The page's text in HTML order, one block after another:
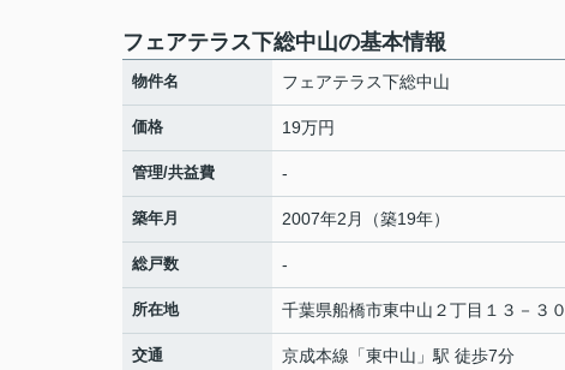
フェアテラス下総中山の基本情報
物件名 フェアテラス下総中山
価格 19万円
管理/共益費 -
築年月 2007年2月（築19年）
総戸数 -
所在地 千葉県船橋市東中山 ２丁目１３－３０
交通 京成本線 「東中山 」駅 徒歩7分